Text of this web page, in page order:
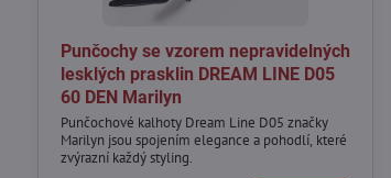
Punčochy se vzorem nepravidelných
lesklých prasklin DREAM LINE D05
60 DEN Marilyn
Punčochové kalhoty Dream Line D05 značky
Marilyn jsou spojením elegance a pohodlí, které
zvýrazní každý styling.